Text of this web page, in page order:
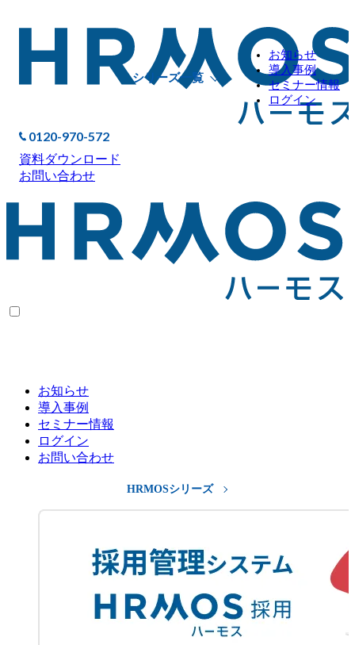
シリーズ一覧
お知らせ
導入事例
セミナー情報
ログイン
0120-970-572
資料ダウンロード
お問い合わせ
お知らせ
導入事例
セミナー情報
ログイン
お問い合わせ
HRMOSシリーズ